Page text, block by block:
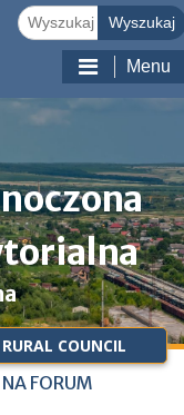
Menu
COUNCIL
FORUM
Szukać: